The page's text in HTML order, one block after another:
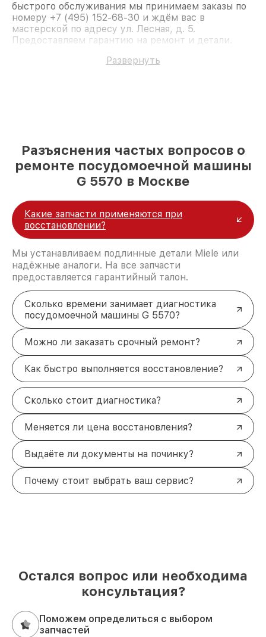
быстрого обслуживания мы принимаем заказы по
номеру +7 (495) 152-68-30 и ждём вас в
мастерской по адресу ул. Лесная, д. 5.
Предоставляем гарантию на ремонт и детали.
Развернуть
Разъяснения частых вопросов о
ремонте посудомоечной машины
G 5570 в Москве
Какие запчасти применяются при
восстановлении?
Мы устанавливаем подлинные детали Miele или
надёжные аналоги. На все запчасти
предоставляется гарантийный талон.
Сколько времени занимает диагностика
посудомоечной машины G 5570?
Можно ли заказать срочный ремонт?
Как быстро выполняется восстановление?
Сколько стоит диагностика?
Меняется ли цена восстановления?
Выдаёте ли документы на починку?
Почему стоит выбрать ваш сервис?
Остался вопрос или необходима
консультация?
Поможем определиться с выбором
запчастей